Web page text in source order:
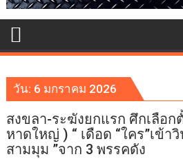
วัน: 6 มกราคม 2026
สงขลา-ระฆังยกแรก ศึกเลือก
หาดใหญ่ ) “ เดือด “ใคร”เข้า
สามมุม ”จาก 3 พรรคดัง